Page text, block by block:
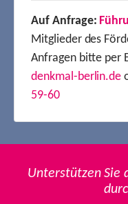
Auf Anfrage:
Mitglieder des
Anfragen bitte per
denkmal-berlin.de
59-60
Unterstützen Sie